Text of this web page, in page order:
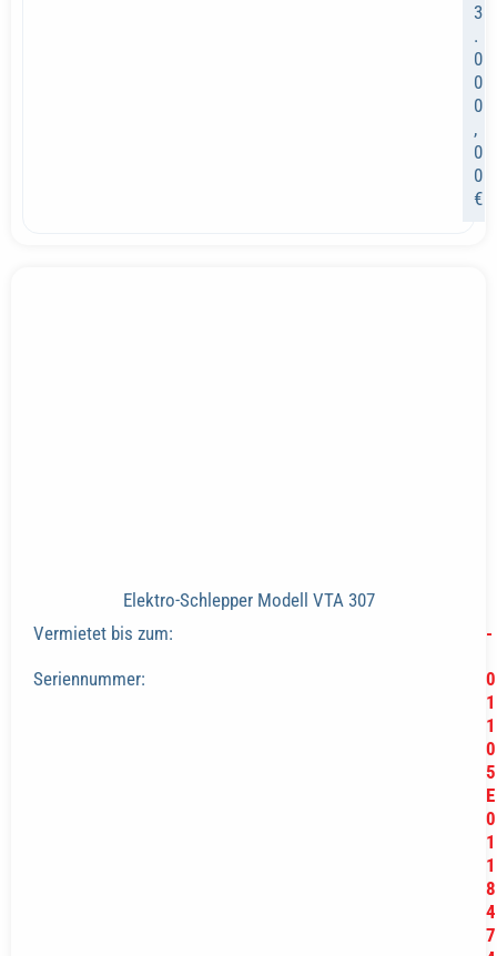
3
.
0
0
0
,
0
0
€
Elektro-Schlepper Modell VTA 307
Vermietet bis zum:
-
Seriennummer:
0
1
1
0
5
E
0
1
1
8
4
7